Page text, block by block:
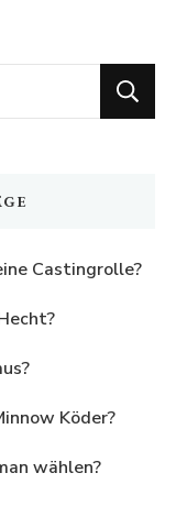
Castingrolle?
Köder?
wählen?